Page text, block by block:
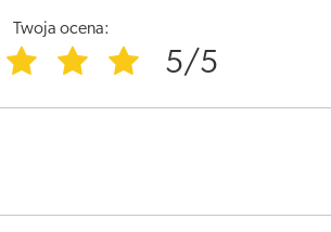
Twoja ocena:
5/5